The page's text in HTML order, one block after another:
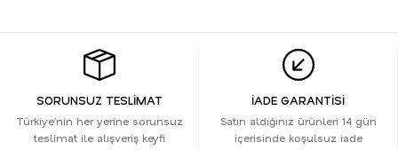
SORUNSUZ TESLİMAT
Türkiye’nin her yerine sorunsuz
teslimat ile alışveriş keyfi
İADE GARANTİSİ
Satın aldığınız ürünleri 14 gün
içerisinde koşulsuz iade